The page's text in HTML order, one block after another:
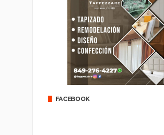
FACEBOOK